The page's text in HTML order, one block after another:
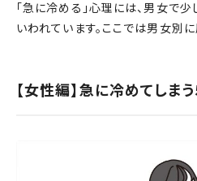
「急に冷める」心理には、男女で
いわれています。ここでは男女別
【女性編】急に冷めてしま